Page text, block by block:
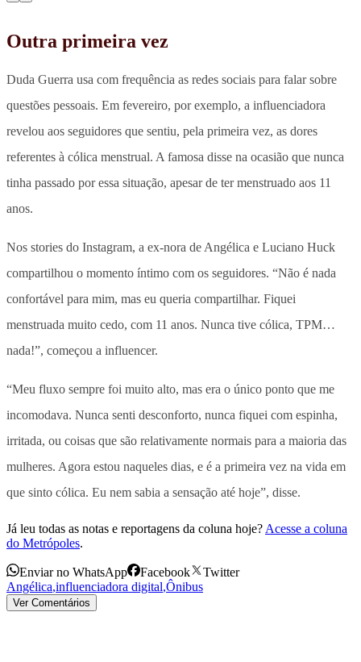
Outra primeira vez
Duda Guerra usa com frequência as redes sociais para falar sobre
questões pessoais. Em fevereiro, por exemplo, a influenciadora
revelou aos seguidores que sentiu, pela primeira vez, as dores
referentes à cólica menstrual. A famosa disse na ocasião que nunca
tinha passado por essa situação, apesar de ter menstruado aos 11
anos.
Nos stories do Instagram, a ex-nora de Angélica e Luciano Huck
compartilhou o momento íntimo com os seguidores. “Não é nada
confortável para mim, mas eu queria compartilhar. Fiquei
menstruada muito cedo, com 11 anos. Nunca tive cólica, TPM…
nada!”, começou a influencer.
“Meu fluxo sempre foi muito alto, mas era o único ponto que me
incomodava. Nunca senti desconforto, nunca fiquei com espinha,
irritada, ou coisas que são relativamente normais para a maioria das
mulheres. Agora estou naqueles dias, e é a primeira vez na vida em
que sinto cólica. Eu nem sabia a sensação até hoje”, disse.
Já leu todas as notas e reportagens da coluna hoje? Acesse a coluna
do Metrópoles.
Enviar no WhatsApp Facebook
Twitter
Angélica,influenciadora digital,Ônibus
Ver Comentários